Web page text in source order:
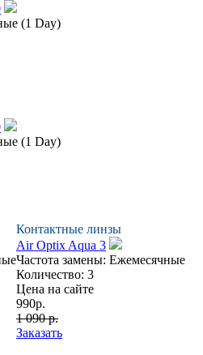
(1 Day)
(1 Day)
Контактные линзы
Air Optix Aqua 3
Частота замены: Ежемесячные
Количество: 3
Цена на сайте
990р.
1 090 р.
Заказать